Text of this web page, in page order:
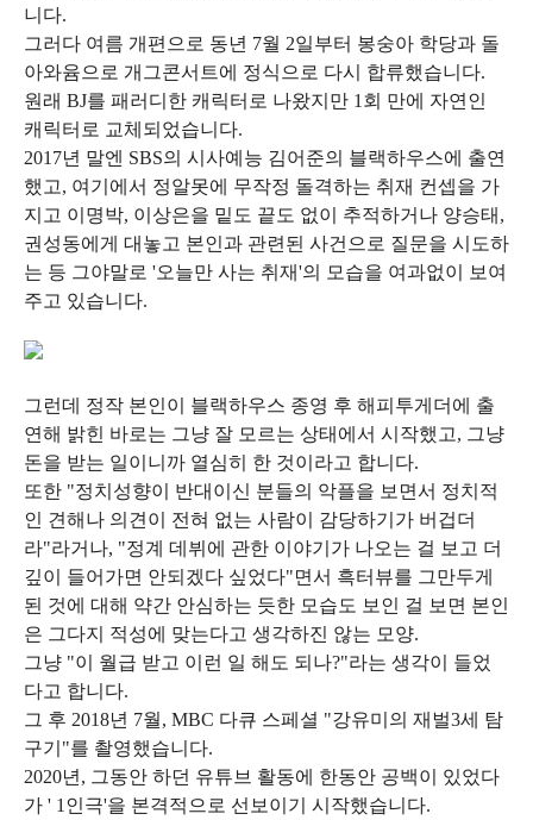
니다.
그러다 여름 개편으로 동년 7월 2일부터 봉숭아 학당과 돌
아와윰으로 개그콘서트에 정식으로 다시 합류했습니다.
원래 BJ를 패러디한 캐릭터로 나왔지만 1회 만에 자연인
캐릭터로 교체되었습니다.
2017년 말엔 SBS의 시사예능 김어준의 블랙하우스에 출연
했고, 여기에서 정알못에 무작정 돌격하는 취재 컨셉을 가
지고 이명박, 이상은을 밑도 끝도 없이 추적하거나 양승태,
권성동에게 대놓고 본인과 관련된 사건으로 질문을 시도하
는 등 그야말로 '오늘만 사는 취재'의 모습을 여과없이 보여
주고 있습니다.
그런데 정작 본인이 블랙하우스 종영 후 해피투게더에 출
연해 밝힌 바로는 그냥 잘 모르는 상태에서 시작했고, 그냥
돈을 받는 일이니까 열심히 한 것이라고 합니다.
또한 "정치성향이 반대이신 분들의 악플을 보면서 정치적
인 견해나 의견이 전혀 없는 사람이 감당하기가 버겁더
라"라거나, "정계 데뷔에 관한 이야기가 나오는 걸 보고 더
깊이 들어가면 안되겠다 싶었다"면서 흑터뷰를 그만두게
된 것에 대해 약간 안심하는 듯한 모습도 보인 걸 보면 본인
은 그다지 적성에 맞는다고 생각하진 않는 모양.
그냥 "이 월급 받고 이런 일 해도 되나?"라는 생각이 들었
다고 합니다.
그 후 2018년 7월, MBC 다큐 스페셜 "강유미의 재벌3세 탐
구기"를 촬영했습니다.
2020년, 그동안 하던 유튜브 활동에 한동안 공백이 있었다
가 ' 1인극'을 본격적으로 선보이기 시작했습니다.